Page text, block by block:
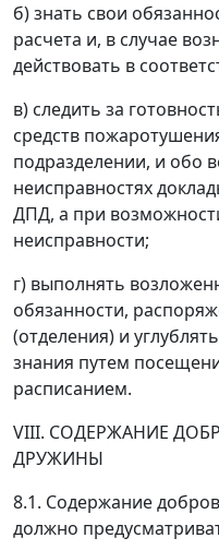
б) знать свои
расчета и, в случае
действовать в
в) следить за
средств
подразделении, и обо
неисправностях
ДПД, а при
неисправности;
г) выполнять
обязанности,
(отделения) и
знания путем
расписанием.
VIII. СОДЕРЖАНИЕ
ДРУЖИНЫ
8.1. Содержание
должно